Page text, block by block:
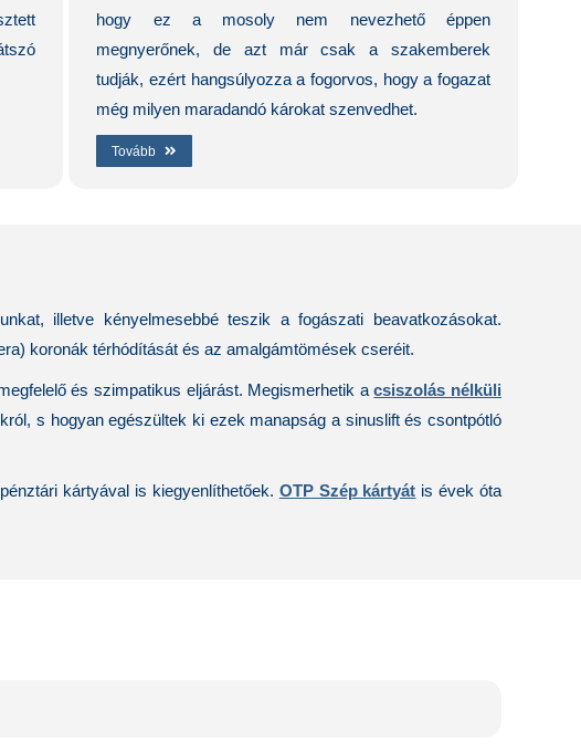
hogy ez a mosoly nem nevezhető éppen
megnyerőnek, de azt már csak a szakemberek
tudják, ezért hangsúlyozza a fogorvos, hogy a fogazat
még milyen maradandó károkat szenvedhet.
Tovább
illetve kényelmesebbé teszik a fogászati beavatkozásokat.
koronák térhódítását és az amalgámtömések cseréit.
és szimpatikus eljárást. Megismerhetik acsiszolás nélküli
, s hogyan egészültek ki ezek manapság a sinuslift és csontpótló
kártyával is kiegyenlíthetőek. OTP Szép kártyát is évek óta